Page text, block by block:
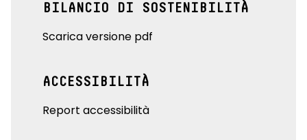
BILANCIO DI SOSTENIBILITÀ
Scarica versione pdf
ACCESSIBILITÀ
Report accessibilità